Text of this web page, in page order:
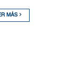
MÁS